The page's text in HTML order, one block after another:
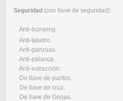
Seguridad(con llave de seguridad):
Anti-bumping.
Anti-taladro.
Anti-ganzuas.
Anti-palanca.
Anti-extracción.
De llave de puntos.
De llave de cruz.
De llave de Gorjas.